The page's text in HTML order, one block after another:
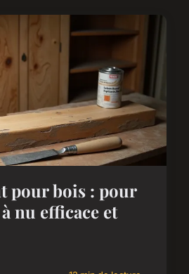
pour bois : pour
nu efficace et